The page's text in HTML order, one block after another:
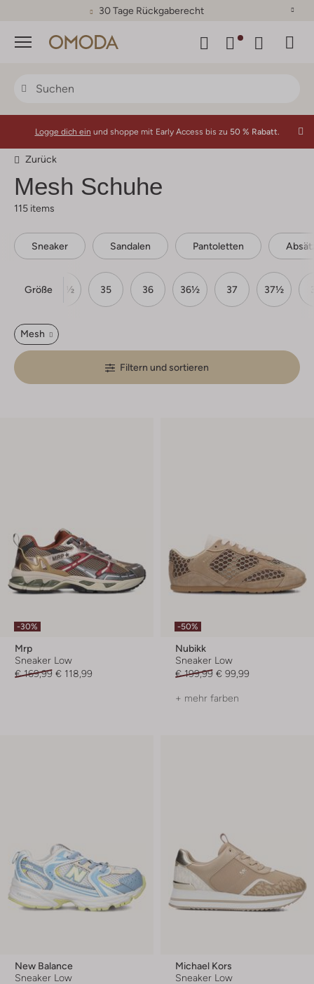
30 Tage Rückgaberecht
Menü
Logge dich ein und shoppe mit Early Access bis zu 50 % Rabatt.
Zurück
Mesh Schuhe
115 items
Sneaker Sandalen Pantoletten
Größe
34 34½ 35 36 36½ 37 37½
Mesh
Filtern und sortieren
-30%
Mrp
Sneaker Low
€ 169,99 € 118,99
-50%
Nubikk
Sneaker Low
€ 199,99 € 99,99
+ mehr farben
New Balance
Sneaker Low
Michael Kors
Sneaker Low